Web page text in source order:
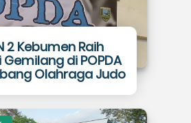
2 Kebumen Raih
di POPDA
Olahraga Judo